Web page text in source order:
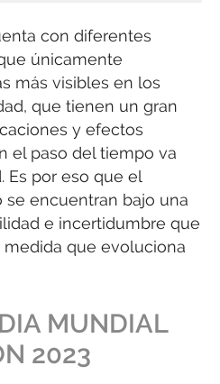
con diferentes
únicamente
más visibles en los
que tienen un gran
y efectos
el paso del tiempo va
Es por eso que el
encuentran bajo una
e incertidumbre que
que evoluciona
MUNDIAL
2023